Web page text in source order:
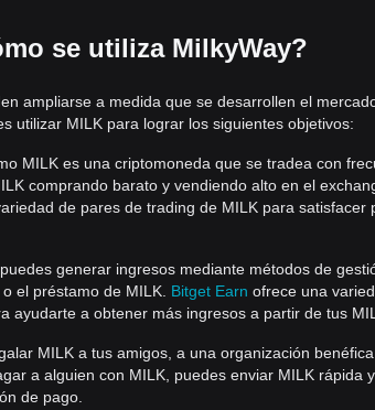
se utiliza MilkyWay?
ampliarse a medida que se desarrollen el
utilizar MILK para lograr los siguientes objetivos:
MILK es una criptomoneda que se tradea con
comprando barato y vendiendo alto en el
de pares de trading de MILK para satisfacer
generar ingresos mediante métodos de
el préstamo de MILK. Bitget Earn ofrece una
ayudarte a obtener más ingresos a partir de tus
MILK a tus amigos, a una organización
a alguien con MILK, puedes enviar MILK rápida
de pago.